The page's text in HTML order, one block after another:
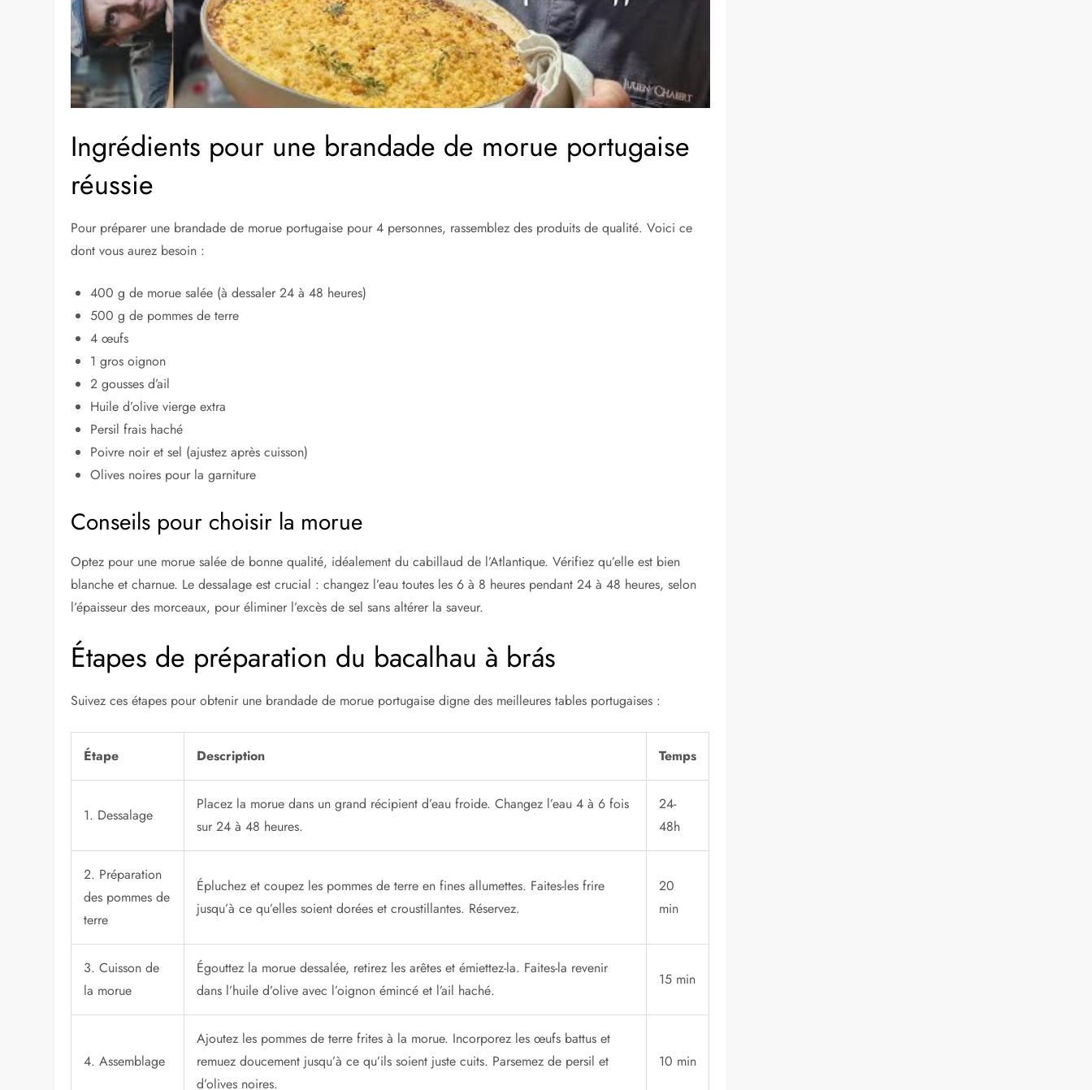
Ingrédients pour une brandade de morue portugaise
réussie
Pour préparer une brandade de morue portugaise pour 4 personnes, rassemblez des produits de qualité. Voici ce
dont vous aurez besoin :
400 g de morue salée (à dessaler 24 à 48 heures)
500 g de pommes de terre
4 œufs
1 gros oignon
2 gousses d’ail
Huile d’olive vierge extra
Persil frais haché
Poivre noir et sel (ajustez après cuisson)
Olives noires pour la garniture
Conseils pour choisir la morue
Optez pour une morue salée de bonne qualité, idéalement du cabillaud de l’Atlantique. Vérifiez qu’elle est bien
blanche et charnue. Le dessalage est crucial : changez l’eau toutes les 6 à 8 heures pendant 24 à 48 heures, selon
l’épaisseur des morceaux, pour éliminer l’excès de sel sans altérer la saveur.
Étapes de préparation du bacalhau à brás
Suivez ces étapes pour obtenir une brandade de morue portugaise digne des meilleures tables portugaises :
Étape Description Temps
1. Dessalage
Placez la morue dans un grand récipient d’eau froide. Changez l’eau 4 à 6 fois
sur 24 à 48 heures.
24-
48h
2. Préparation
des pommes de
terre
Épluchez et coupez les pommes de terre en fines allumettes. Faites-les frire
jusqu’à ce qu’elles soient dorées et croustillantes. Réservez.
20
min
3. Cuisson de
la morue
Égouttez la morue dessalée, retirez les arêtes et émiettez-la. Faites-la revenir
dans l’huile d’olive avec l’oignon émincé et l’ail haché.
15 min
4. Assemblage
Ajoutez les pommes de terre frites à la morue. Incorporez les œufs battus et
remuez doucement jusqu’à ce qu’ils soient juste cuits. Parsemez de persil et
d’olives noires.
10 min